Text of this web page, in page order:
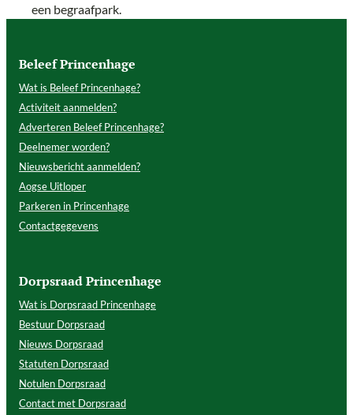
een begraafpark.
Beleef Princenhage
Wat is Beleef Princenhage?
Activiteit aanmelden?
Adverteren Beleef Princenhage?
Deelnemer worden?
Nieuwsbericht aanmelden?
Aogse Uitloper
Parkeren in Princenhage
Contactgegevens
Dorpsraad Princenhage
Wat is Dorpsraad Princenhage
Bestuur Dorpsraad
Nieuws Dorpsraad
Statuten Dorpsraad
Notulen Dorpsraad
Contact met Dorpsraad